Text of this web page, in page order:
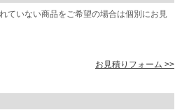
ていない商品をご希望の場合は個別にお見
お見積りフォーム >>